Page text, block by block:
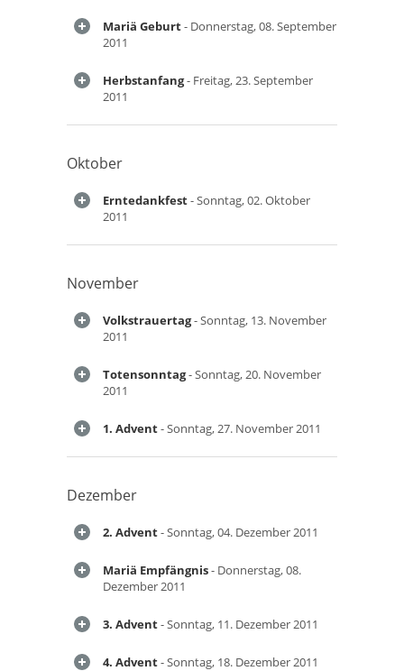
Mariä Geburt- Donnerstag, 08. September
2011
Herbstanfang- Freitag, 23. September
2011
Oktober
Erntedankfest- Sonntag, 02. Oktober
2011
November
Volkstrauertag- Sonntag, 13. November
2011
Totensonntag- Sonntag, 20. November
2011
1. Advent- Sonntag, 27. November 2011
Dezember
2. Advent- Sonntag, 04. Dezember 2011
Mariä Empfängnis- Donnerstag, 08.
Dezember 2011
3. Advent- Sonntag, 11. Dezember 2011
4. Advent- Sonntag, 18. Dezember 2011